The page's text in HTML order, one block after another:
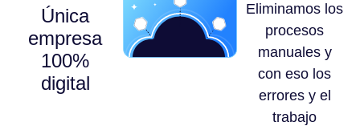
Única
empresa
100%
digital
Eliminamos los
procesos
manuales y
con eso los
errores y el
trabajo